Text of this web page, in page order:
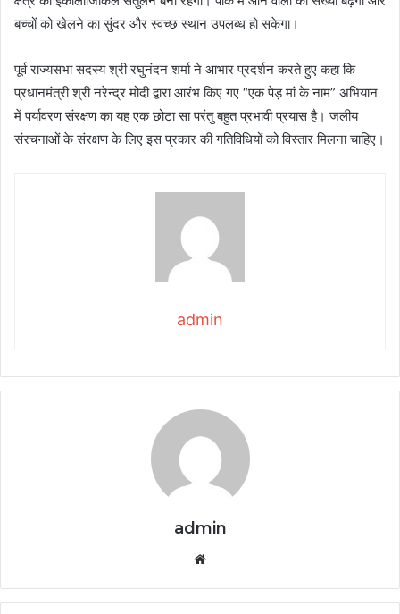
बच्चों को खेलने का सुंदर और स्वच्छ स्थान उपलब्ध हो सकेगा।
पूर्व राज्यसभा सदस्य श्री रघुनंदन शर्मा ने आभार प्रदर्शन करते हुए कहा कि
प्रधानमंत्री श्री नरेन्द्र मोदी द्वारा आरंभ किए गए “एक पेड़ मां के नाम” अभियान
में पर्यावरण संरक्षण का यह एक छोटा सा परंतु बहुत प्रभावी प्रयास है। जलीय
संरचनाओं के संरक्षण के लिए इस प्रकार की गतिविधियों को विस्तार मिलना चाहिए।
admin
admin